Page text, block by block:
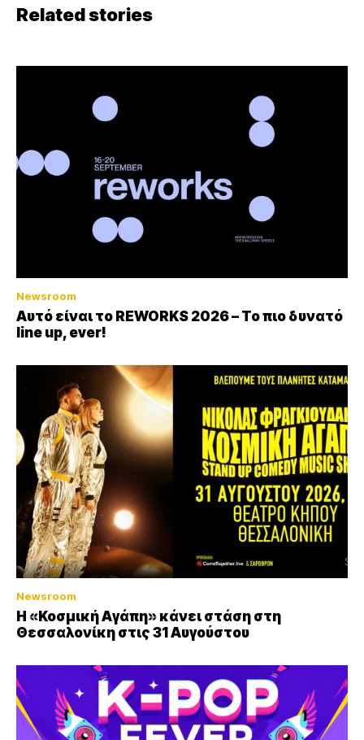
Related stories
Newsroom
Αυτό είναι το REWORKS 2026 – Το πιο δυνατό
line up, ever!
Newsroom
Η «Κοσμική Αγάπη» κάνει στάση στη
Θεσσαλονίκη στις 31 Αυγούστου